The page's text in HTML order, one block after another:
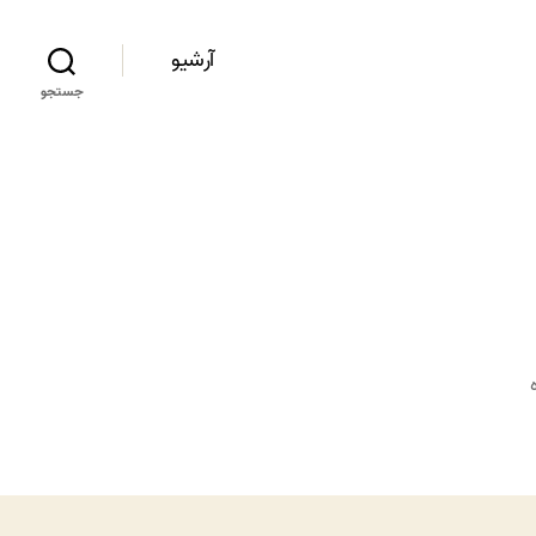
آرشیو
جستجو